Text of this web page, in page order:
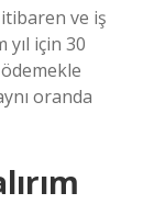
ve iş
için 30
oranda